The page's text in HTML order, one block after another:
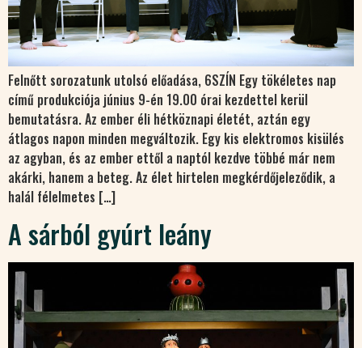
Felnőtt sorozatunk utolsó előadása, 6SZÍN Egy tökéletes nap
című produkciója június 9-én 19.00 órai kezdettel kerül
bemutatásra. Az ember éli hétköznapi életét, aztán egy
átlagos napon minden megváltozik. Egy kis elektromos kisülés
az agyban, és az ember ettől a naptól kezdve többé már nem
akárki, hanem a beteg. Az élet hirtelen megkérdőjeleződik, a
halál félelmetes […]
A sárból gyúrt leány